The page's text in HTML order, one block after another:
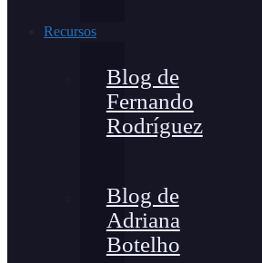
Recursos
Blog de
Fernando
Rodríguez
Blog de
Adriana
Botelho